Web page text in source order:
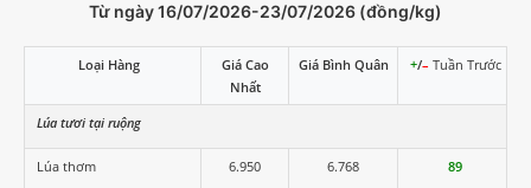
Từ ngày 16/07/2026-23/07/2026 (đồng/kg)
Loại Hàng
Giá Cao
Nhất
Giá Bình Quân +/– Tuần Trước
Lúa tươi tại ruộng
Lúa thơm 6.950 6.768 89